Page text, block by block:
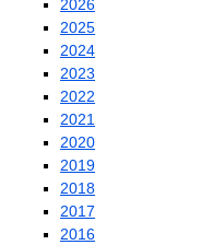
2026
2025
2024
2023
2022
2021
2020
2019
2018
2017
2016